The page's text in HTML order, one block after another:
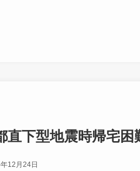
直下型地震時帰宅
12月24日